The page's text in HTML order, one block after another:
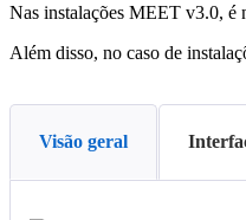
Nas instalações MEET v3.0, é
Além disso, no caso de instalaç
Visão geral